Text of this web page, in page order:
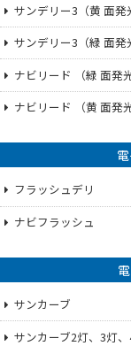
サンデリー3（黄 面発
サンデリー3（緑 面発
ナビリード （緑 面発光
ナビリード （黄 面発光
フラッシュデリ
ナビフラッシュ
サンカーブ
サンカーブ2灯、3灯